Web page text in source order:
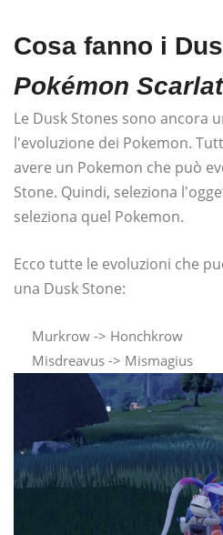
Cosa fanno i
Pokémon
Le Dusk Stones sono ancora
l'evoluzione dei Pokemon.
avere un Pokemon che può
Stone. Quindi, seleziona
seleziona quel Pokemon.
Ecco tutte le evoluzioni che
una Dusk Stone:
Murkrow -> Honchkrow
Misdreavus -> Mismagius